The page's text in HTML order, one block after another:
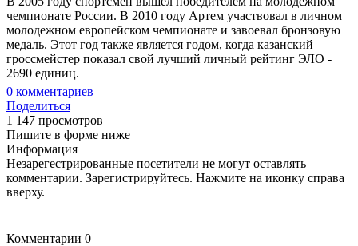
чемпионате России. В 2010 году Артем участвовал в личном
молодежном европейском чемпионате и завоевал бронзовую
медаль. Этот год также является годом, когда казанский
гроссмейстер показал свой лучший личный рейтинг ЭЛО -
2690 единиц.
0 комментариев
Поделиться
1 147 просмотров
Пишите в форме ниже
Информация
Незарегестрированные посетители не могут оставлять
комментарии. Зарегистрируйтесь. Нажмите на иконку справа
вверху.
Комментарии 0